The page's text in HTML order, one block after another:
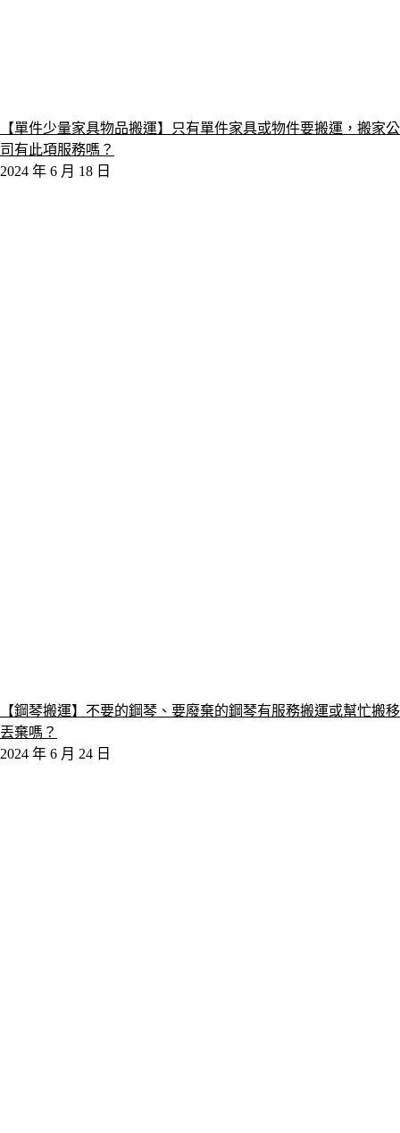
【單件少量家具物品搬運】只有單件家具或物件要搬運，搬家公
司有此項服務嗎？
2024 年 6 月 18 日
【鋼琴搬運】不要的鋼琴、要廢棄的鋼琴有服務搬運或幫忙搬移
丟棄嗎？
2024 年 6 月 24 日